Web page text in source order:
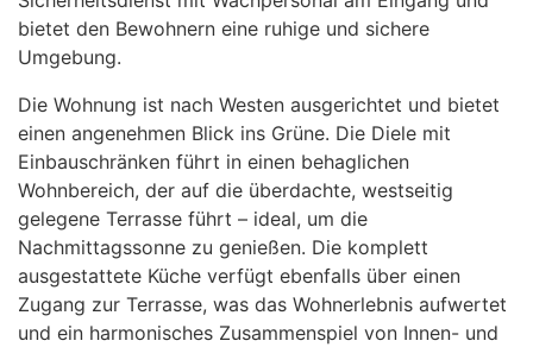
bietet den Bewohnern eine ruhige und sichere
Umgebung.
Die Wohnung ist nach Westen ausgerichtet und bietet
einen angenehmen Blick ins Grüne. Die Diele mit
Einbauschränken führt in einen behaglichen
Wohnbereich, der auf die überdachte, westseitig
gelegene Terrasse führt – ideal, um die
Nachmittagssonne zu genießen. Die komplett
ausgestattete Küche verfügt ebenfalls über einen
Zugang zur Terrasse, was das Wohnerlebnis aufwertet
und ein harmonisches Zusammenspiel von Innen- und